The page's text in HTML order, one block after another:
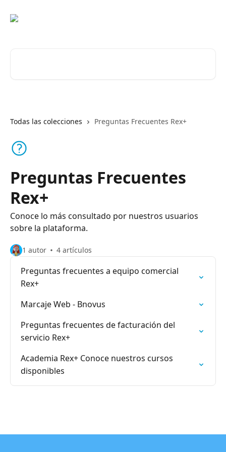
Todas las colecciones Preguntas Frecuentes Rex+
Preguntas Frecuentes
Rex+
Conoce lo más consultado por nuestros usuarios
sobre la plataforma.
1 autor 4 artículos
Preguntas frecuentes a equipo comercial
Rex+
Marcaje Web - Bnovus
Preguntas frecuentes de facturación del
servicio Rex+
Academia Rex+ Conoce nuestros cursos
disponibles